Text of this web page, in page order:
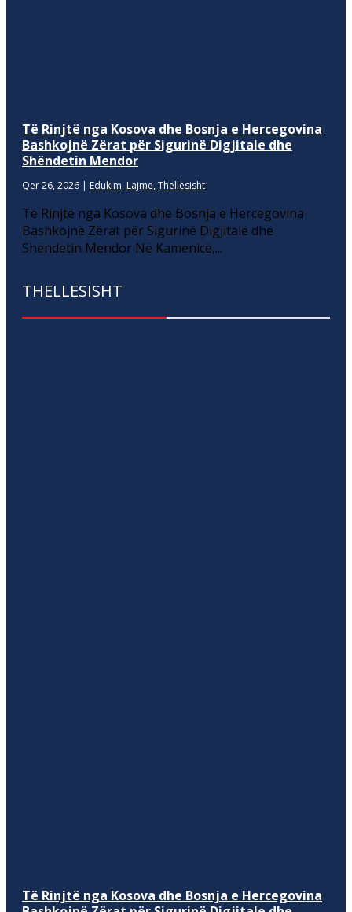
Të Rinjtë nga Kosova dhe Bosnja e Hercegovina
Bashkojnë Zërat për Sigurinë Digjitale dhe
Shëndetin Mendor
Qer 26, 2026 | Edukim, Lajme, Thellesisht
Të Rinjtë nga Kosova dhe Bosnja e Hercegovina
Bashkojnë Zërat për Sigurinë Digjitale dhe
Shëndetin Mendor Në Kamenicë,...
THELLESISHT
Të Rinjtë nga Kosova dhe Bosnja e Hercegovina